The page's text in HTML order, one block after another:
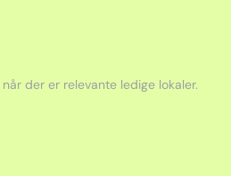
der er relevante ledige lokaler.